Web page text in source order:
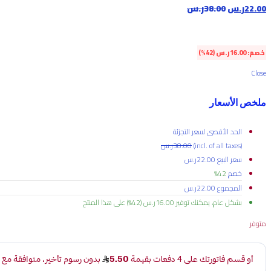
22.00ر.س38.00ر.س
خصم:16.00ر.س(42%)
Close
ملخص الأسعار
الحد الأقصى لسعر التجزئة
(incl. of all taxes)
38.00ر.س
سعر البيع22.00ر.س
خصم42%
المجموع22.00ر.س
بشكل عام، يمكنك توفير16.00ر.س(42%)
على هذا المنتج
متوفر